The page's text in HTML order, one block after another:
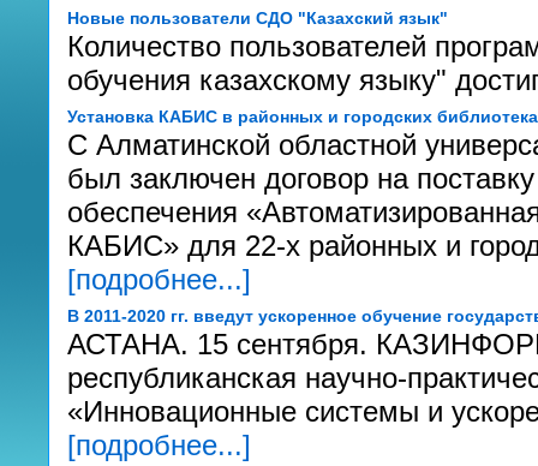
Новые пользователи СДО "Казахский язык"
Количество пользователей
обучения казахскому языку"
Установка КАБИС в районных и городских
С Алматинской областной
был заключен договор на
обеспечения
КАБИС» для 22-х районных и
[подробнее...]
В 2011-2020 гг. введут ускоренное обучение
АСТАНА. 15 сентября.
республиканская научно-
«Инновационные системы и
[подробнее...]